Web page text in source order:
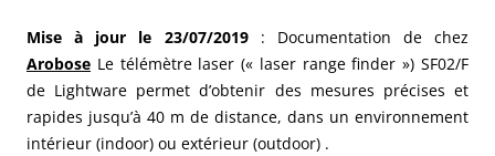
Mise à jour le 23/07/2019: Documentation de chez
Arobose Le télémètre laser (« laser range finder ») SF02/F
de Lightware permet d’obtenir des mesures précises et
rapides jusqu’à 40 m de distance, dans un environnement
intérieur (indoor) ou extérieur (outdoor) .